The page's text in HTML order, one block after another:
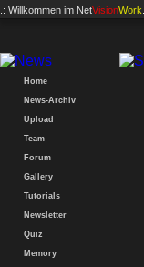
.: Willkommen im NetVisionWork
Home
News-Archiv
Upload
Team
Forum
Gallery
Tutorials
Newsletter
Quiz
Memory